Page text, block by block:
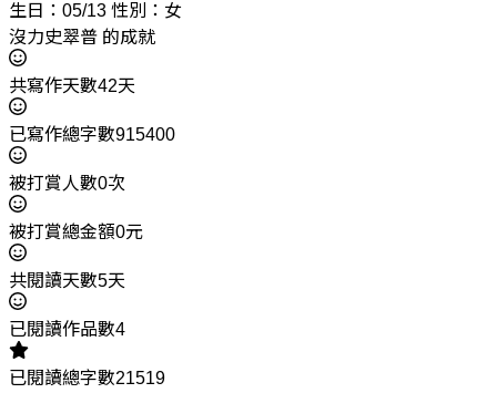
生日：05/13 性別：女
沒力史翠普 的成就
共寫作天數42天
已寫作總字數915400
被打賞人數0次
被打賞總金額0元
共閱讀天數5天
已閱讀作品數4
已閱讀總字數21519